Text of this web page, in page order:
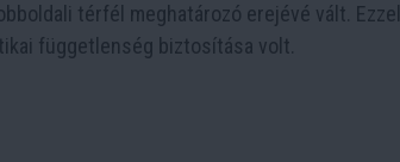
térfél meghatározó erejévé vált. Ezzel
függetlenség biztosítása volt.